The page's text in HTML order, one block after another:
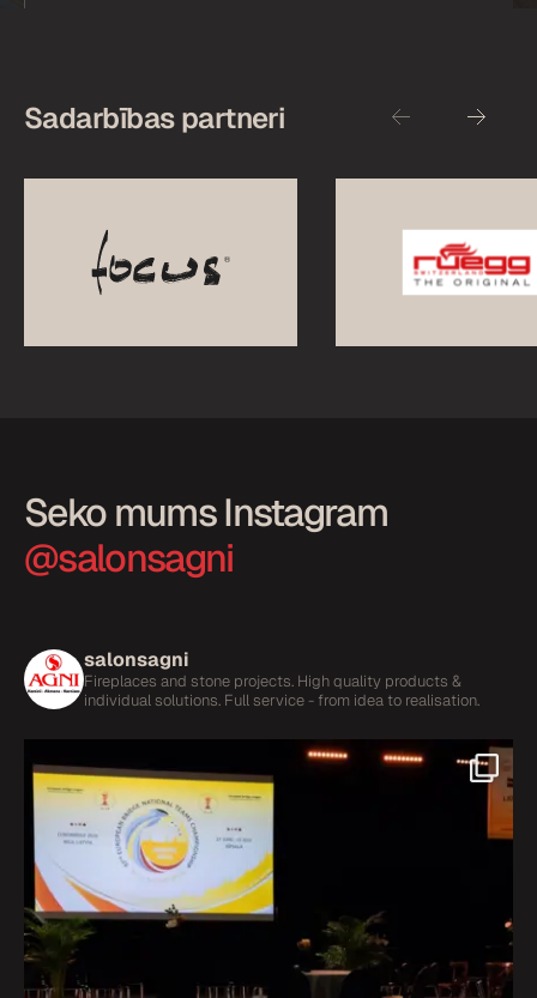
Sadarbības partneri
Seko mums Instagram
@salonsagni
salonsagni
Fireplaces and stone projects. High quality products &
individual solutions. Full service - from idea to realisation.